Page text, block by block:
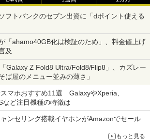
フトバンクのセブン出資に「dポイント使える
「ahamo40GB化は検証のため」、料金値上げ
及
Galaxy Z Fold8 Ultra/Fold8/Flip8」、カズレー
ば屋のメニュー並みの薄さ」
マホおすすめ11選 GalaxyやXperia、
など注目機種の特徴は
ンセリング搭載イヤホンがAmazonでセール
もっと見る